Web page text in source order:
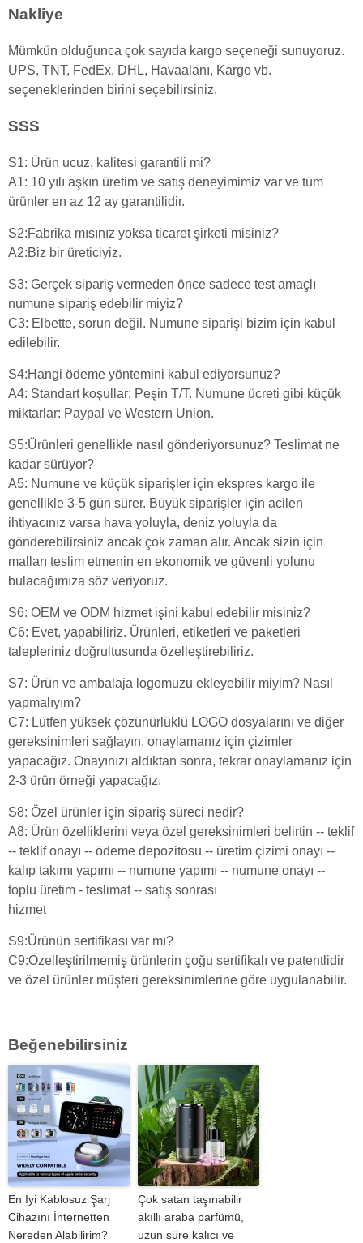
Nakliye
Mümkün olduğunca çok sayıda kargo seçeneği sunuyoruz.
UPS, TNT, FedEx, DHL, Havaalanı, Kargo vb.
seçeneklerinden birini seçebilirsiniz.
SSS
S1: Ürün ucuz, kalitesi garantili mi?
A1: 10 yılı aşkın üretim ve satış deneyimimiz var ve tüm
ürünler en az 12 ay garantilidir.
S2:Fabrika mısınız yoksa ticaret şirketi misiniz?
A2:Biz bir üreticiyiz.
S3: Gerçek sipariş vermeden önce sadece test amaçlı
numune sipariş edebilir miyiz?
C3: Elbette, sorun değil. Numune siparişi bizim için kabul
edilebilir.
S4:Hangi ödeme yöntemini kabul ediyorsunuz?
A4: Standart koşullar: Peşin T/T. Numune ücreti gibi küçük
miktarlar: Paypal ve Western Union.
S5:Ürünleri genellikle nasıl gönderiyorsunuz? Teslimat ne
kadar sürüyor?
A5: Numune ve küçük siparişler için ekspres kargo ile
genellikle 3-5 gün sürer. Büyük siparişler için acilen
ihtiyacınız varsa hava yoluyla, deniz yoluyla da
gönderebilirsiniz ancak çok zaman alır. Ancak sizin için
malları teslim etmenin en ekonomik ve güvenli yolunu
bulacağımıza söz veriyoruz.
S6: OEM ve ODM hizmet işini kabul edebilir misiniz?
C6: Evet, yapabiliriz. Ürünleri, etiketleri ve paketleri
talepleriniz doğrultusunda özelleştirebiliriz.
S7: Ürün ve ambalaja logomuzu ekleyebilir miyim? Nasıl
yapmalıyım?
C7: Lütfen yüksek çözünürlüklü LOGO dosyalarını ve diğer
gereksinimleri sağlayın, onaylamanız için çizimler
yapacağız. Onayınızı aldıktan sonra, tekrar onaylamanız için
2-3 ürün örneği yapacağız.
S8: Özel ürünler için sipariş süreci nedir?
A8: Ürün özelliklerini veya özel gereksinimleri belirtin -- teklif
-- teklif onayı -- ödeme depozitosu -- üretim çizimi onayı --
kalıp takımı yapımı -- numune yapımı -- numune onayı --
toplu üretim - teslimat -- satış sonrası
hizmet
S9:Ürünün sertifikası var mı?
C9:Özelleştirilmemiş ürünlerin çoğu sertifikalı ve patentlidir
ve özel ürünler müşteri gereksinimlerine göre uygulanabilir.
Beğenebilirsiniz
En İyi Kablosuz Şarj
Cihazını İnternetten
Nereden Alabilirim?
Çok satan taşınabilir
akıllı araba parfümü,
uzun süre kalıcı ve